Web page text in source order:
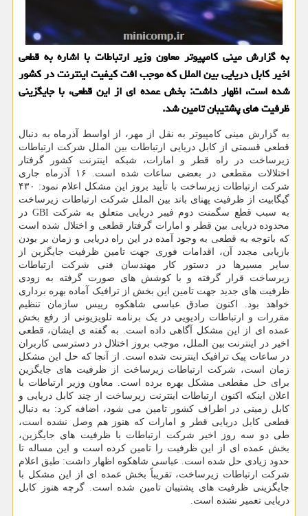
به گزارش مینی کامپیوتر معاون وزیر ارتباطات با اشاره به قطعی
اخیر کابل دریایی بین الملل که موجب افت کیفیت اینترنت در کشور
شده است، اظهار داشت: بخش عمده ای از این قطعی، با جایگزینی
ظرفیت های پشتیبان تامین شد.
به گزارش مینی کامپیوتر به نقل از مهر، از اواسط آذرماه به دنبال
قطعی قسمتی از کابل دریایی ارتباطات بین الملل شرکت ارتباطات
زیرساخت در راه قطر و امارات، شبکه اینترنت کشور گرفتار
اختلالات مقطعی در بعضی ساعات شده است. ۱۶ آذرماه جاری
شرکت ارتباطات زیرساخت با تأیید بروز این مشکل اعلام نمود: ۴۳۰
گیگابیت از ظرفیت پهنای باند بین الملل شرکت ارتباطات زیرساخت
به سبب قطع سگمنت دوم فیبر دریایی متعلق به شرکت GBI در
محدوده دریایی بین قطر و امارات گرفتار قطعی و اختلال شده است
که باتوجه به قطعی به وجود آمده در این راه دریایی و زمان بر بودن
بازیابی مجدد آن، اقدامات فوری جهت تامین ظرفیت جایگزین از
سایر مسیرها در دستور کار مهندسان فنی شرکت ارتباطات
زیرساخت قرار گرفته و با کوشش های صورت گرفته به زودی
ظرفیت های جدید جهت تامین این بخش از ترافیک آماده بهره برداری
خواهد بود. اکنون صادق عباسی شاهکوه رییس سازمان تنظیم
مقررات و ارتباطات رادیویی در یک برنامه تلویزیونی از رفع بخش
عمده ای از این مشکل آگاهی داده است. به گفته ی ایشان، قطعی
اخیر در اینترنت بین الملل، موجب بروز اختلال در دسترسی کاربران
در ساعات پیک ترافیک اینترنت شده است. از آنجا که حل این مشکل
زمان است، شرکت ارتباطات زیرساخت از ظرفیت های جایگزین
برای حل مقطعی مشکل بهره برده است. معاون وزیر ارتباطات با
اعلان اینکه اکنون ارتباطات اینترنت زیرساخت از چند کابل دریایی و
کابل زمینی در اطراف کشور تامین می شود، اضافه کرد: به دنبال
قطعی کابل دریایی قطر و امارات که هنوز هم وصل نشده است،
طی دو سه روز اخیر شرکت ارتباطات با ظرفیت های جایگزین،
بخش عمده ای از این ظرفیت را تامین کرده است و این مساله تا
حدود زیادی حل شده است. عباسی شاهکوه اظهار داشت: طبق اعلام
شرکت ارتباطات زیرساخت، تقریباً بخش عمده ای از این مشکل با
جایگزینی ظرفیت های پشتیبان تامین شده است. گرچه هنوز کابل
دریایی تعمیر نشده است.